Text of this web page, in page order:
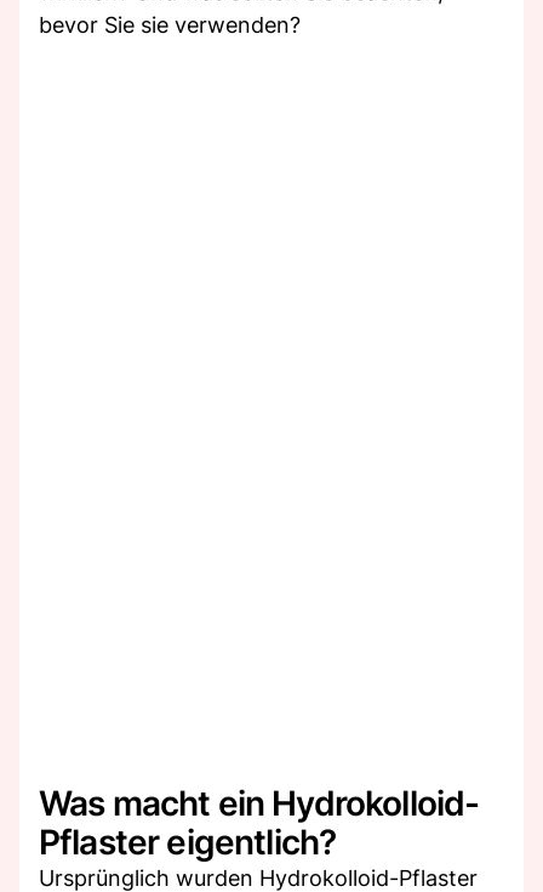
bevor Sie sie verwenden?
Was macht ein Hydrokolloid-
Pflaster eigentlich?
Ursprünglich wurden Hydrokolloid-Pflaster